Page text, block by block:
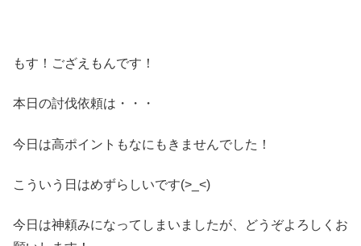
もす！ござえもんです！
本日の討伐依頼は・・・
今日は高ポイントもなにもきませんでした！
こういう日はめずらしいです(>_<)
今日は神頼みになってしまいましたが、どうぞよろしくお